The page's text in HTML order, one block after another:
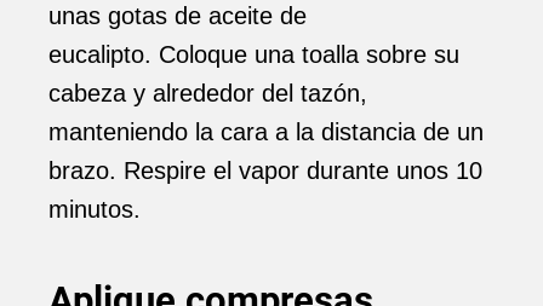
unas gotas de aceite de
eucalipto. Coloque una toalla sobre su
cabeza y alrededor del tazón,
manteniendo la cara a la distancia de un
brazo. Respire el vapor durante unos 10
minutos.